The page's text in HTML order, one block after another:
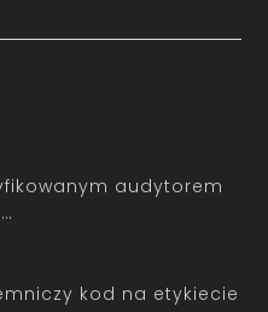
audytorem
kod na etykiecie